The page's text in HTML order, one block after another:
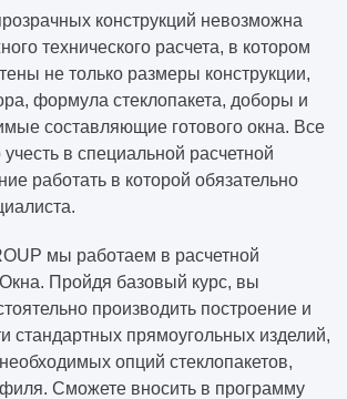
конструкций невозможна
технического расчета, в котором
не только размеры конструкции,
формула стеклопакета, доборы и
составляющие готового окна. Все
в специальной расчетной
работать в которой обязательно
мы работаем в расчетной
Пройдя базовый курс, вы
производить построение и
стандартных прямоугольных изделий,
опций стеклопакетов,
Сможете вносить в программу